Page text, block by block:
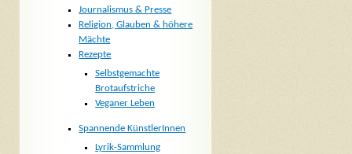
Journalismus & Presse
Religion, Glauben & höhere
Mächte
Rezepte
Selbstgemachte
Brotaufstriche
Veganer Leben
Spannende KünstlerInnen
Lyrik-Sammlung